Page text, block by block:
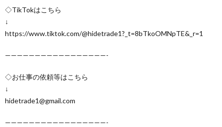
◇TikTokはこちら
↓
https://www.tiktok.com/@hidetrade1?_t=8bTkoOMNpTE&_r=1
—————————————————-
◇お仕事の依頼等はこちら
↓
hidetrade1@gmail.com
—————————————————-